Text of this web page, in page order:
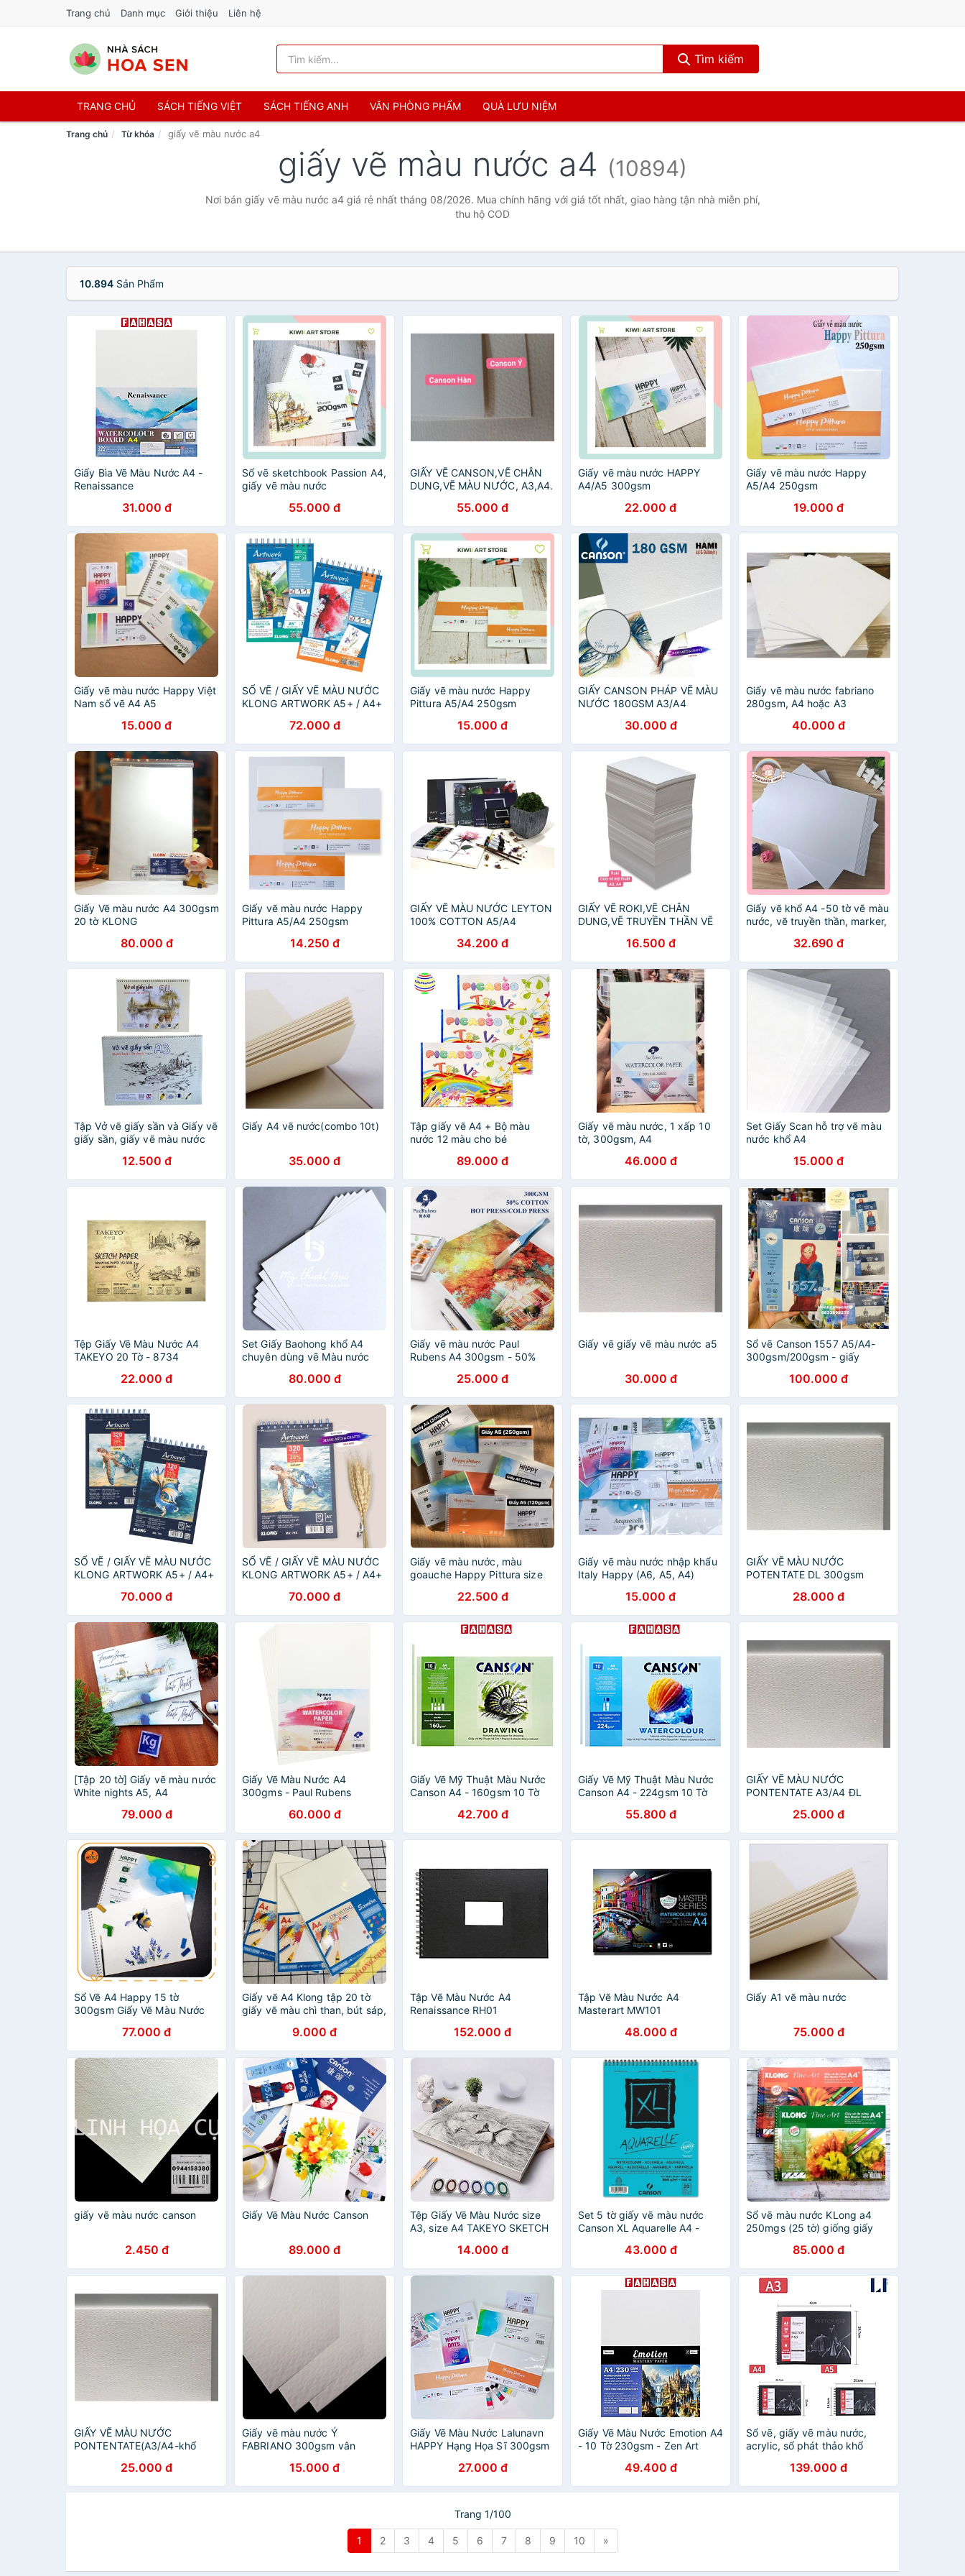
Trang chủ Danh mục Giới thiệu Liên hệ
Tìm kiếm
TRANG CHỦ SÁCH TIẾNG VIỆT SÁCH TIẾNG ANH VĂN PHÒNG PHẨM QUÀ LƯU NIỆM
Trang chủ Từ khóa giấy vẽ màu nước a4
giấy vẽ màu nước a4 (10894)
Nơi bán giấy vẽ màu nước a4 giá rẻ nhất tháng 08/2026. Mua chính hãng với giá tốt nhất, giao hàng tận nhà miễn phí,
thu hộ COD
10.894 Sản Phẩm
Giấy Bìa Vẽ Màu Nước A4 -
Renaissance
31.000 đ
Sổ vẽ sketchbook Passion A4,
giấy vẽ màu nước
55.000 đ
GIẤY VẼ CANSON,VẼ CHÂN
DUNG,VẼ MÀU NƯỚC, A3,A4.
55.000 đ
Giấy vẽ màu nước HAPPY
A4/A5 300gsm
22.000 đ
Giấy vẽ màu nước Happy
A5/A4 250gsm
19.000 đ
Giấy vẽ màu nước Happy Việt
Nam sổ vẽ A4 A5
15.000 đ
SỔ VẼ / GIẤY VẼ MÀU NƯỚC
KLONG ARTWORK A5+ / A4+
72.000 đ
Giấy vẽ màu nước Happy
Pittura A5/A4 250gsm
15.000 đ
GIẤY CANSON PHÁP VẼ MÀU
NƯỚC 180GSM A3/A4
30.000 đ
Giấy vẽ màu nước fabriano
280gsm, A4 hoặc A3
40.000 đ
Giấy Vẽ màu nước A4 300gsm
20 tờ KLONG
80.000 đ
Giấy vẽ màu nước Happy
Pittura A5/A4 250gsm
14.250 đ
GIẤY VẼ MÀU NƯỚC LEYTON
100% COTTON A5/A4
34.200 đ
GIẤY VẼ ROKI,VẼ CHÂN
DUNG,VẼ TRUYỀN THẦN VẼ
16.500 đ
Giấy vẽ khổ A4 -50 tờ vẽ màu
nước, vẽ truyền thần, marker,
32.690 đ
Tập Vở vẽ giấy sần và Giấy vẽ
giấy sần, giấy vẽ màu nước
12.500 đ
Giấy A4 vẽ nước(combo 10t)
35.000 đ
Tập giấy vẽ A4 + Bộ màu
nước 12 màu cho bé
89.000 đ
Giấy vẽ màu nước, 1 xấp 10
tờ, 300gsm, A4
46.000 đ
Set Giấy Scan hỗ trợ vẽ màu
nước khổ A4
15.000 đ
Tệp Giấy Vẽ Màu Nước A4
TAKEYO 20 Tờ - 8734
22.000 đ
Set Giấy Baohong khổ A4
chuyên dùng vẽ Màu nước
80.000 đ
Giấy vẽ màu nước Paul
Rubens A4 300gsm - 50%
25.000 đ
Giấy vẽ giấy vẽ màu nước a5
30.000 đ
Sổ vẽ Canson 1557 A5/A4-
300gsm/200gsm - giấy
100.000 đ
SỔ VẼ / GIẤY VẼ MÀU NƯỚC
KLONG ARTWORK A5+ / A4+
70.000 đ
SỔ VẼ / GIẤY VẼ MÀU NƯỚC
KLONG ARTWORK A5+ / A4+
70.000 đ
Giấy vẽ màu nước, màu
goauche Happy Pittura size
22.500 đ
Giấy vẽ màu nước nhập khẩu
Italy Happy (A6, A5, A4)
15.000 đ
GIẤY VẼ MÀU NƯỚC
POTENTATE DL 300gsm
28.000 đ
[Tập 20 tờ] Giấy vẽ màu nước
White nights A5, A4
79.000 đ
Giấy Vẽ Màu Nước A4
300gms - Paul Rubens
60.000 đ
Giấy Vẽ Mỹ Thuật Màu Nước
Canson A4 - 160gsm 10 Tờ
42.700 đ
Giấy Vẽ Mỹ Thuật Màu Nước
Canson A4 - 224gsm 10 Tờ
55.800 đ
GIẤY VẼ MÀU NƯỚC
PONTENTATE A3/A4 ĐL
25.000 đ
Sổ Vẽ A4 Happy 15 tờ
300gsm Giấy Vẽ Màu Nước
77.000 đ
Giấy vẽ A4 Klong tập 20 tờ
giấy vẽ màu chì than, bút sáp,
9.000 đ
Tập Vẽ Màu Nước A4
Renaissance RH01
152.000 đ
Tập Vẽ Màu Nước A4
Masterart MW101
48.000 đ
Giấy A1 vẽ màu nước
75.000 đ
giấy vẽ màu nước canson
2.450 đ
Giấy Vẽ Màu Nước Canson
89.000 đ
Tệp Giấy Vẽ Màu Nước size
A3, size A4 TAKEYO SKETCH
14.000 đ
Set 5 tờ giấy vẽ màu nước
Canson XL Aquarelle A4 -
43.000 đ
Sổ vẽ màu nước KLong a4
250mgs (25 tờ) giống giấy
85.000 đ
GIẤY VẼ MÀU NƯỚC
PONTENTATE(A3/A4-khổ
25.000 đ
Giấy vẽ màu nước Ý
FABRIANO 300gsm vân
15.000 đ
Giấy Vẽ Màu Nước Lalunavn
HAPPY Hạng Họa Sĩ 300gsm
27.000 đ
Giấy Vẽ Màu Nước Emotion A4
- 10 Tờ 230gsm - Zen Art
49.400 đ
Sổ vẽ, giấy vẽ màu nước,
acrylic, sổ phát thảo khổ
139.000 đ
Trang 1/100
1 2 3 4 5 6 7 8 9 10 »